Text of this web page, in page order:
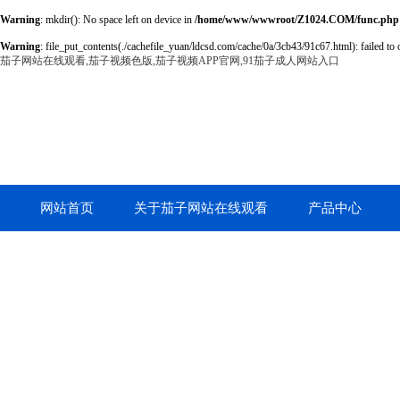
Warning: mkdir(): No space left on device in /home/www/wwwroot/Z1024.COM/func.php
Warning: file_put_contents(./cachefile_yuan/ldcsd.com/cache/0a/3cb43/91c67.html): failed
茄子网站在线观看,茄子视频色版,茄子视频APP官网,91茄子成人网站入口
网站首页 关于茄子网站在线观看 产品中心